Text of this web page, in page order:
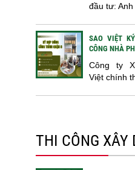
đầu tư: Anh
SAO VIỆT
CÔNG NHÀ
Công ty
Việt chính
THI CÔNG XÂY